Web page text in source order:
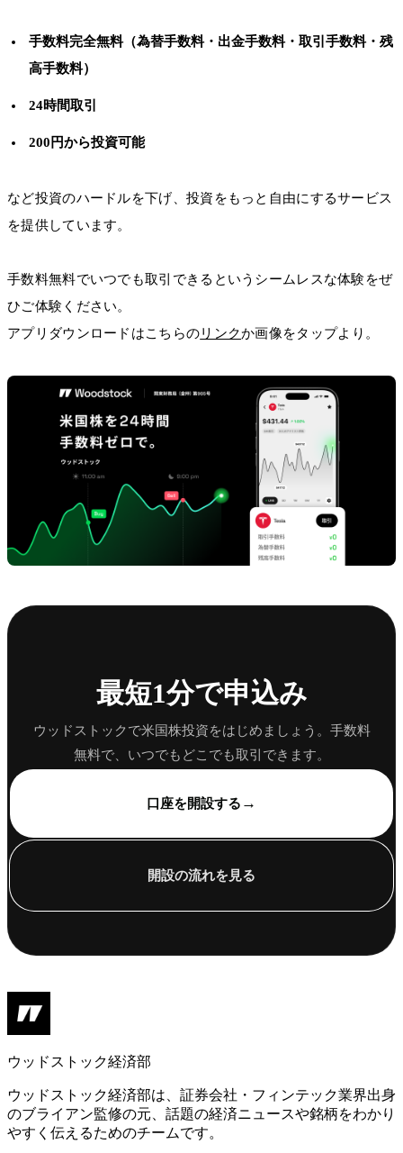
手数料完全無料（為替手数料・出金手数料・取引手数料・残
高手数料）
24時間取引
200円から投資可能
など投資のハードルを下げ、投資をもっと自由にするサービス
を提供しています。
手数料無料でいつでも取引できるというシームレスな体験をぜ
ひご体験ください。
アプリダウンロードはこちらのリンクか画像をタップより。
最短1分で申込み
ウッドストックで米国株投資をはじめましょう。手数料
無料で、いつでもどこでも取引できます。
口座を開設する →
開設の流れを見る
ウッドストック経済部
ウッドストック経済部は、証券会社・フィンテック業界出身
のブライアン監修の元、話題の経済ニュースや銘柄をわかり
やすく伝えるためのチームです。